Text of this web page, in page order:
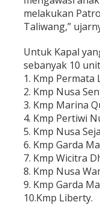
melakukan
Taliwang,”
Untuk Kapal
sebanyak 10
1. Kmp Permata
2. Kmp Nusa
3. Kmp Marina
4. Kmp Pertiwi
5. Kmp Nusa
6. Kmp Garda
7. Kmp Wicitra
8. Kmp Nusa
9. Kmp Garda
10.Kmp Liberty.